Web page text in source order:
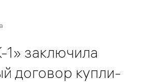
заключила
договор купли-